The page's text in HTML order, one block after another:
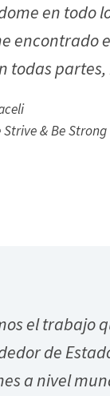
en todo
encontrado
todas
Strive & Be Strong
el trabajo
de
a nivel